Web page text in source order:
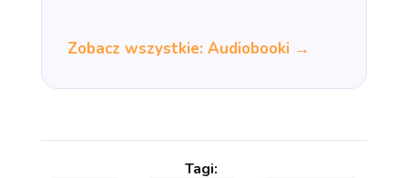
Zobacz wszystkie: Audiobooki →